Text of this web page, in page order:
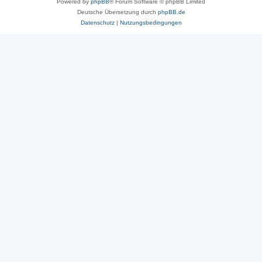
Powered by phpBB® Forum Software © phpBB Limited
Deutsche Übersetzung durch phpBB.de
Datenschutz| Nutzungsbedingungen